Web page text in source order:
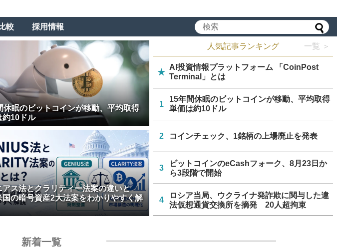
較 採用情報
休眠のビットコインが移動、平均取得
約10ドル
アス法とクラリティー法案の違いと
国の暗号資産2大法案をわかりやすく解
人気記事ランキング 一覧 ＞
★
AI投資情報プラットフォーム 「CoinPost
Terminal」とは
1
15年間休眠のビットコインが移動、平均取得
単価は約10ドル
2 コインチェック、1銘柄の上場廃止を発表
3
ビットコインのeCashフォーク、8月23日か
ら3段階で開始
4
ロシア当局、ウクライナ発詐欺に関与した違
法仮想通貨交換所を摘発 20人超拘束
新着一覧